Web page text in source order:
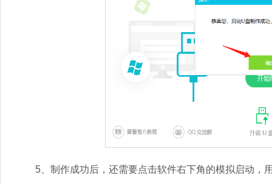
5、制作成功后，还需要点击软件右下角的模拟启动，